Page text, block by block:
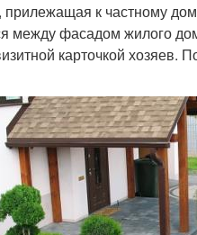
прилежащая к частному
между фасадом жилого
карточкой